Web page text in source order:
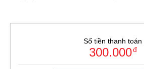
Số tiền thanh toán
300.000đ